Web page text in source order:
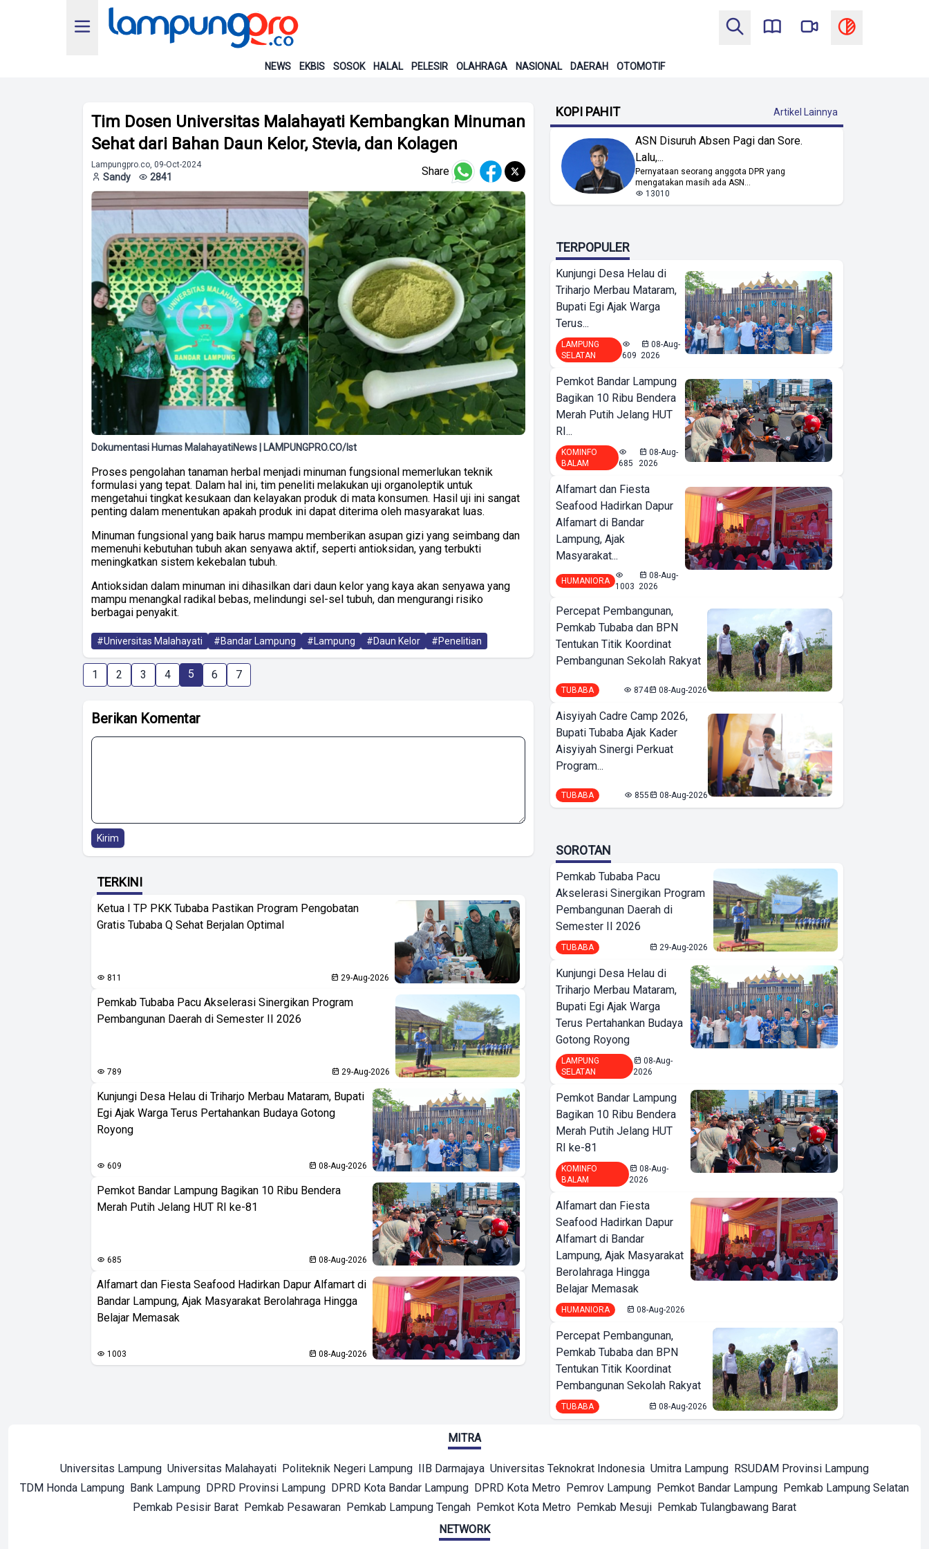
NEWS EKBIS SOSOK HALAL PELESIR OLAHRAGA NASIONAL DAERAH OTOMOTIF
Tim Dosen Universitas Malahayati Kembangkan Minuman
Sehat dari Bahan Daun Kelor, Stevia, dan Kolagen
Lampungpro.co, 09-Oct-2024
Sandy 2841 Share
Dokumentasi Humas MalahayatiNews | LAMPUNGPRO.CO/Ist
Proses pengolahan tanaman herbal menjadi minuman fungsional memerlukan teknik
formulasi yang tepat. Dalam hal ini, tim peneliti melakukan uji organoleptik untuk
mengetahui tingkat kesukaan dan kelayakan produk di mata konsumen. Hasil uji ini sangat
penting dalam menentukan apakah produk ini dapat diterima oleh masyarakat luas.
Minuman fungsional yang baik harus mampu memberikan asupan gizi yang seimbang dan
memenuhi kebutuhan tubuh akan senyawa aktif, seperti antioksidan, yang terbukti
meningkatkan sistem kekebalan tubuh.
Antioksidan dalam minuman ini dihasilkan dari daun kelor yang kaya akan senyawa yang
mampu menangkal radikal bebas, melindungi sel-sel tubuh, dan mengurangi risiko
berbagai penyakit.
#Universitas Malahayati #Bandar Lampung #Lampung #Daun Kelor #Penelitian
1 2 3 4 5 6 7
Berikan Komentar
Kirim
TERKINI
Ketua I TP PKK Tubaba Pastikan Program Pengobatan
Gratis Tubaba Q Sehat Berjalan Optimal
811 29-Aug-2026
Pemkab Tubaba Pacu Akselerasi Sinergikan Program
Pembangunan Daerah di Semester II 2026
789 29-Aug-2026
Kunjungi Desa Helau di Triharjo Merbau Mataram, Bupati
Egi Ajak Warga Terus Pertahankan Budaya Gotong
Royong
609 08-Aug-2026
Pemkot Bandar Lampung Bagikan 10 Ribu Bendera
Merah Putih Jelang HUT RI ke-81
685 08-Aug-2026
Alfamart dan Fiesta Seafood Hadirkan Dapur Alfamart di
Bandar Lampung, Ajak Masyarakat Berolahraga Hingga
Belajar Memasak
1003 08-Aug-2026
KOPI PAHIT Artikel Lainnya
ASN Disuruh Absen Pagi dan Sore.
Lalu,...
Pernyataan seorang anggota DPR yang
mengatakan masih ada ASN...
13010
TERPOPULER
Kunjungi Desa Helau di
Triharjo Merbau Mataram,
Bupati Egi Ajak Warga
Terus...
LAMPUNG
SELATAN
609
08-Aug-
2026
Pemkot Bandar Lampung
Bagikan 10 Ribu Bendera
Merah Putih Jelang HUT
RI...
KOMINFO
BALAM
685
08-Aug-
2026
Alfamart dan Fiesta
Seafood Hadirkan Dapur
Alfamart di Bandar
Lampung, Ajak
Masyarakat...
HUMANIORA
1003
08-Aug-
2026
Percepat Pembangunan,
Pemkab Tubaba dan BPN
Tentukan Titik Koordinat
Pembangunan Sekolah Rakyat
TUBABA 874 08-Aug-2026
Aisyiyah Cadre Camp 2026,
Bupati Tubaba Ajak Kader
Aisyiyah Sinergi Perkuat
Program...
TUBABA 855 08-Aug-2026
SOROTAN
Pemkab Tubaba Pacu
Akselerasi Sinergikan Program
Pembangunan Daerah di
Semester II 2026
TUBABA 29-Aug-2026
Kunjungi Desa Helau di
Triharjo Merbau Mataram,
Bupati Egi Ajak Warga
Terus Pertahankan Budaya
Gotong Royong
LAMPUNG
SELATAN
08-Aug-
2026
Pemkot Bandar Lampung
Bagikan 10 Ribu Bendera
Merah Putih Jelang HUT
RI ke-81
KOMINFO
BALAM
08-Aug-
2026
Alfamart dan Fiesta
Seafood Hadirkan Dapur
Alfamart di Bandar
Lampung, Ajak Masyarakat
Berolahraga Hingga
Belajar Memasak
HUMANIORA 08-Aug-2026
Percepat Pembangunan,
Pemkab Tubaba dan BPN
Tentukan Titik Koordinat
Pembangunan Sekolah Rakyat
TUBABA 08-Aug-2026
MITRA
Universitas Lampung Universitas Malahayati Politeknik Negeri Lampung IIB Darmajaya Universitas Teknokrat Indonesia Umitra Lampung RSUDAM Provinsi Lampung
TDM Honda Lampung Bank Lampung DPRD Provinsi Lampung DPRD Kota Bandar Lampung DPRD Kota Metro Pemrov Lampung Pemkot Bandar Lampung Pemkab Lampung Selatan
Pemkab Pesisir Barat Pemkab Pesawaran Pemkab Lampung Tengah Pemkot Kota Metro Pemkab Mesuji Pemkab Tulangbawang Barat
NETWORK